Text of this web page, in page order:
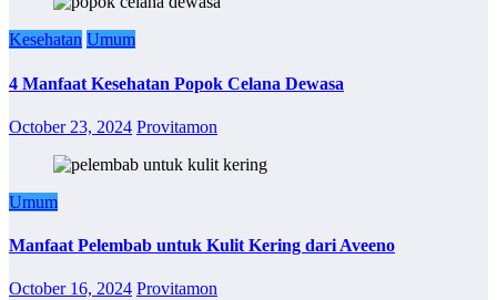
Kesehatan Umum
4 Manfaat Kesehatan Popok Celana Dewasa
October 23, 2024 Provitamon
Umum
Manfaat Pelembab untuk Kulit Kering dari Aveeno
October 16, 2024 Provitamon